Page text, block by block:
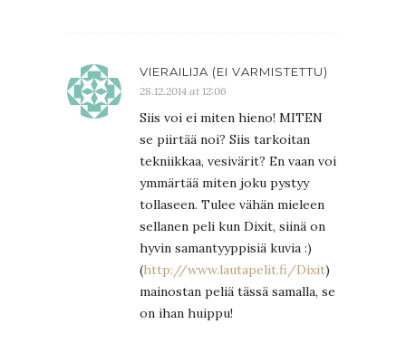
VIERAILIJA (EI VARMISTETTU)
28.12.2014 at 12:06
Siis voi ei miten hieno! MITEN
se piirtää noi? Siis tarkoitan
tekniikkaa, vesivärit? En vaan voi
ymmärtää miten joku pystyy
tollaseen. Tulee vähän mieleen
sellanen peli kun Dixit, siinä on
hyvin samantyyppisiä kuvia :)
(http://www.lautapelit.fi/Dixit)
mainostan peliä tässä samalla, se
on ihan huippu!